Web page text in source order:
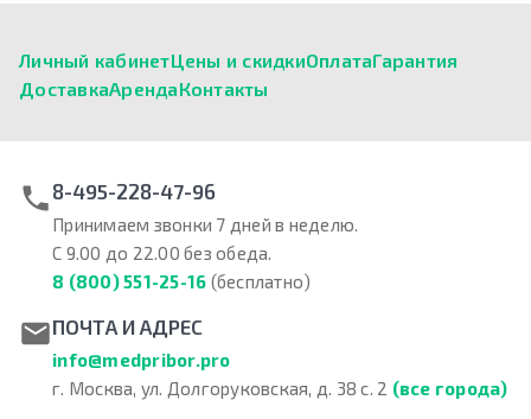
Личный кабинетЦены и скидкиОплатаГарантия
ДоставкаАрендаКонтакты
8-495-228-47-96
Принимаем звонки 7 дней в неделю.
С 9.00 до 22.00 без обеда.
8 (800) 551-25-16 (бесплатно)
ПОЧТА И АДРЕС
info@medpribor.pro
г. Москва, ул. Долгоруковская, д. 38 с. 2 (все города)